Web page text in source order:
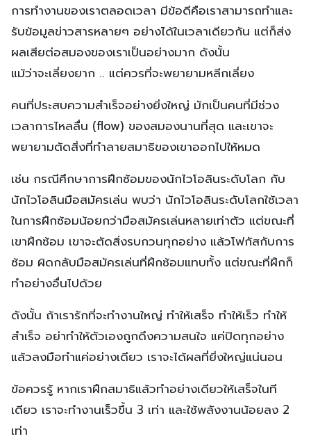
การทำงานของเราตลอดเวลา มีข้อดีคือเราสามารถทำและ
รับข้อมูลข่าวสารหลายๆ อย่างได้ในเวลาเดียวกัน แต่ก็ส่ง
ผลเสียต่อสมองของเราเป็นอย่างมาก ดังนั้น
แม้ว่าจะเลี่ยงยาก .. แต่ควรที่จะพยายามหลีกเลี่ยง
คนที่ประสบความสำเร็จอย่างยิ่งใหญ่ มักเป็นคนที่มีช่วง
เวลาการไหลลื่น (flow) ของสมองนานที่สุด และเขาจะ
พยายามตัดสิ่งที่ทำลายสมาธิของเขาออกไปให้หมด
เช่น กรณีศึกษาการฝึกซ้อมของนักไวโอลินระดับโลก กับ
นักไวโอลินมือสมัครเล่น พบว่า นักไวโอลินระดับโลกใช้เวลา
ในการฝึกซ้อมน้อยกว่ามือสมัครเล่นหลายเท่าตัว แต่ขณะที่
เขาฝึกซ้อม เขาจะตัดสิ่งรบกวนทุกอย่าง แล้วโฟกัสกับการ
ซ้อม ผิดกลับมือสมัครเล่นที่ฝึกซ้อมแทบทั้ง แต่ขณะที่ฝึกก็
ทำอย่างอื่นไปด้วย
ดังนั้น ถ้าเรารักที่จะทำงานใหญ่ ทำให้เสร็จ ทำให้เร็ว ทำให้
สำเร็จ อย่าทำให้ตัวเองถูกดึงความสนใจ แค่ปิดทุกอย่าง
แล้วลงมือทำแค่อย่างเดียว เราจะได้ผลที่ยิ่งใหญ่แน่นอน
ข้อควรรู้ หากเราฝึกสมาธิแล้วทำอย่างเดียวให้เสร็จในที
เดียว เราจะทำงานเร็วขึ้น 3 เท่า และใช้พลังงานน้อยลง 2
เท่า